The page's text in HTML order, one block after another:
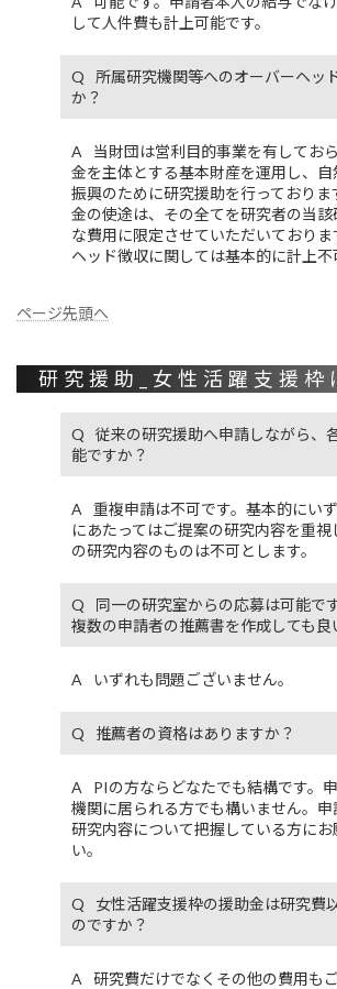
して人件費も計上可能です。
所属研究機関等へのオーバーヘッ
か？
当財団は営利目的事業を有してお
金を主体とする基本財産を運用し、
振興のために研究援助を行っておりま
金の使途は、その全てを研究者の当
な費用に限定させていただいており
ヘッド徴収に関しては基本的に計上不
ページ先頭へ
研究援助_女性活躍支援枠
従来の研究援助へ申請しながら、
能ですか？
重複申請は不可です。基本的にい
にあたってはご提案の研究内容を重
の研究内容のものは不可とします。
同一の研究室からの応募は可能で
複数の申請者の推薦書を作成しても良
いずれも問題ございません。
推薦者の資格はありますか？
PIの方ならどなたでも結構です。
機関に居られる方でも構いません。
研究内容について把握している方に
い。
女性活躍支援枠の援助金は研究費
のですか？
研究費だけでなくその他の費用も